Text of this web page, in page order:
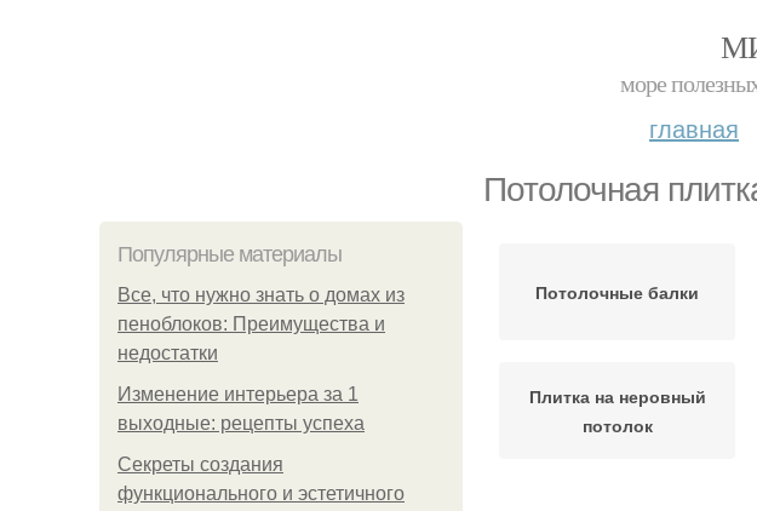
море
главная
Потолочная
Популярные материалы
Все, что нужно знать о домах из
пеноблоков: Преимущества и
недостатки
Изменение интерьера за 1
выходные: рецепты успеха
Секреты создания
функционального и эстетичного
Потолочные балки
Плитка на неровный
потолок